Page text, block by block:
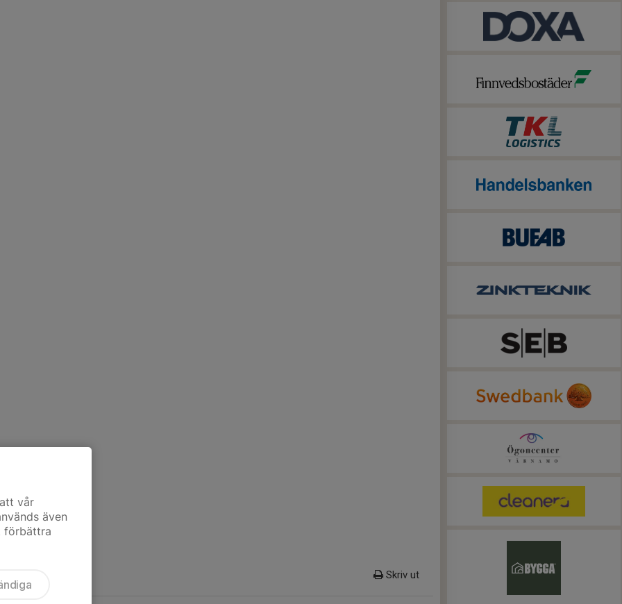
Skriv ut
vår
även
förbättra